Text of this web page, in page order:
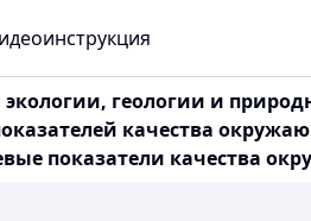
геологии и
качества
показатели качества